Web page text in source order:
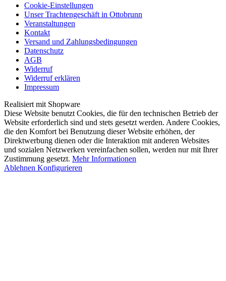
Cookie-Einstellungen
Unser Trachtengeschäft in Ottobrunn
Veranstaltungen
Kontakt
Versand und Zahlungsbedingungen
Datenschutz
AGB
Widerruf
Widerruf erklären
Impressum
Realisiert mit Shopware
Diese Website benutzt Cookies, die für den technischen Betrieb der
Website erforderlich sind und stets gesetzt werden. Andere Cookies,
die den Komfort bei Benutzung dieser Website erhöhen, der
Direktwerbung dienen oder die Interaktion mit anderen Websites
und sozialen Netzwerken vereinfachen sollen, werden nur mit Ihrer
Zustimmung gesetzt. Mehr Informationen
Ablehnen Konfigurieren